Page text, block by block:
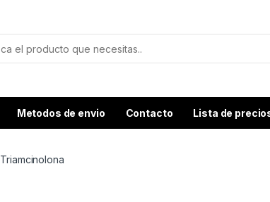
Metodos de envio Contacto Lista de
Triamcinolona